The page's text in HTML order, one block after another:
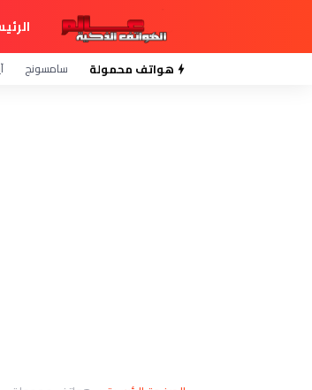
هواتف محمولة سامسونج